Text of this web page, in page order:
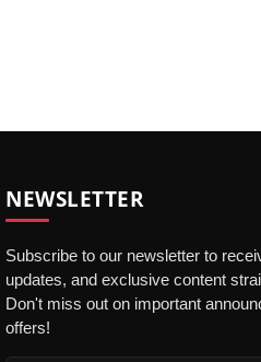
NEWSLETTER
Subscribe to our newsletter to
updates, and exclusive content
Don't miss out on important
offers!